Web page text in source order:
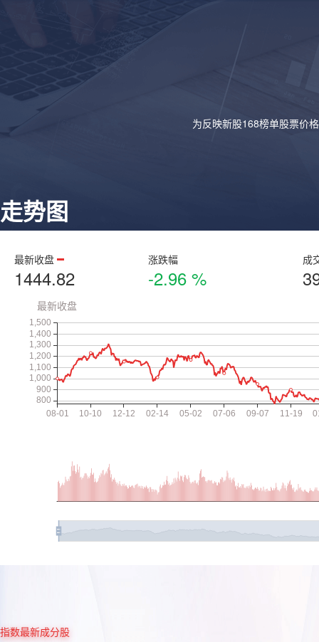
为反映新股168榜单股票价
走势图
最新收盘
1444.82
涨跌幅
-2.96 %
成
指数最新成分股